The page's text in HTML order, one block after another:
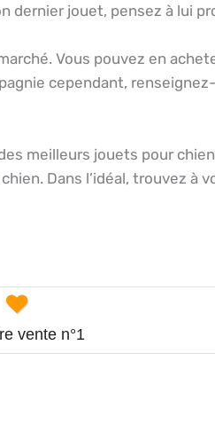
dernier jouet, pensez à lui
Vous pouvez en
cependant,
meilleurs jouets pour
Dans l’idéal, trouvez à
vente n°1